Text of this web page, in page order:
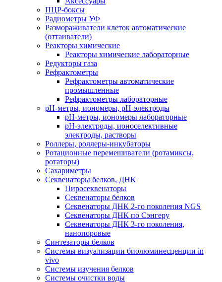
ПЦР-боксы
Радиометры УФ
Размораживатели клеток автоматические
(оттаиватели)
Реакторы химические
Реакторы химические лабораторные
Редукторы газа
Рефрактометры
Рефрактометры автоматические
промышленные
Рефрактометры лабораторные
рН-метры, иономеры, рН-электроды
рН-метры, иономеры лабораторные
рН-электроды, ионоселективные
электроды, растворы
Роллеры, роллеры-инкубаторы
Ротационные перемешиватели (ротамиксы,
ротаторы)
Сахариметры
Секвенаторы белков, ДНК
Пиросеквенаторы
Секвенаторы белков
Секвенаторы ДНК 2-го поколения NGS
Секвенаторы ДНК по Сэнгеру
Секвенаторы ДНК 3-го поколения,
нанопоровые
Синтезаторы белков
Системы визуализации биолюминесценции in
vivo
Системы изучения белков
Системы очистки воды